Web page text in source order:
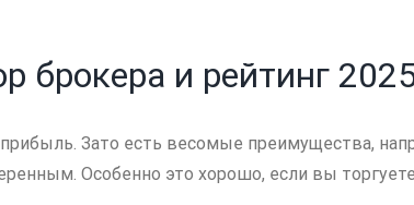
и рейтинг
Зато есть весомые преимущества,
Особенно это хорошо, если вы